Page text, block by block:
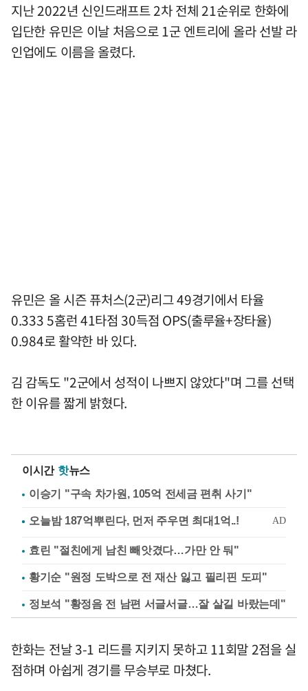
지난 2022년 신인드래프트 2차 전체 21순위로 한화에
입단한 유민은 이날 처음으로 1군 엔트리에 올라 선발 라
인업에도 이름을 올렸다.
유민은 올 시즌 퓨처스(2군)리그 49경기에서 타율
0.333 5홈런 41타점 30득점 OPS(출루율+장타율)
0.984로 활약한 바 있다.
김 감독도 "2군에서 성적이 나쁘지 않았다"며 그를 선택
한 이유를 짧게 밝혔다.
이시간 핫뉴스
이승기 "구속 차가원, 105억 전세금 편취 사기"
효린 "절친에게 남친 빼앗겼다…가만 안 둬"
황기순 "원정 도박으로 전 재산 잃고 필리핀 도피"
정보석 "황정음 전 남편 서글서글…잘 살길 바랐는데"
한화는 전날 3-1 리드를 지키지 못하고 11회말 2점을 실
점하며 아쉽게 경기를 무승부로 마쳤다.